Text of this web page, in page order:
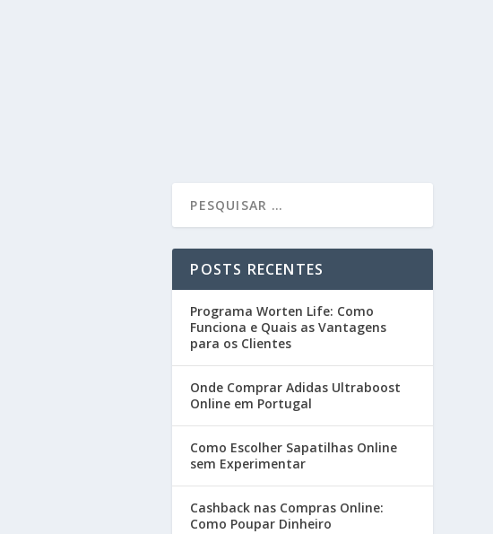
POSTS RECENTES
Programa Worten Life: Como
Funciona e Quais as Vantagens
para os Clientes
Onde Comprar Adidas Ultraboost
Online em Portugal
Como Escolher Sapatilhas Online
sem Experimentar
Cashback nas Compras Online:
Como Poupar Dinheiro